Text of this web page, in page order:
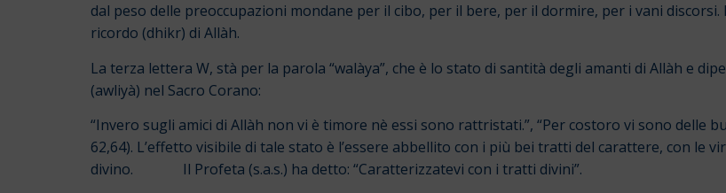
dal peso delle preoccupazioni mondane per il cibo, per il bere, per il dormire, per i vani
ricordo (dhikr) di Allàh.
La terza lettera W, stà per la parola “walàya”, che è lo stato di santità degli amanti di Allàh e
(awliyà) nel Sacro Corano:
“Invero sugli amici di Allàh non vi è timore nè essi sono rattristati.”, “Per costoro vi sono delle
62,64). L’effetto visibile di tale stato è l’essere abbellito con i più bei tratti del carattere, con le
divino. Il Profeta (s.a.s.) ha detto: “Caratterizzatevi con i tratti divini”.